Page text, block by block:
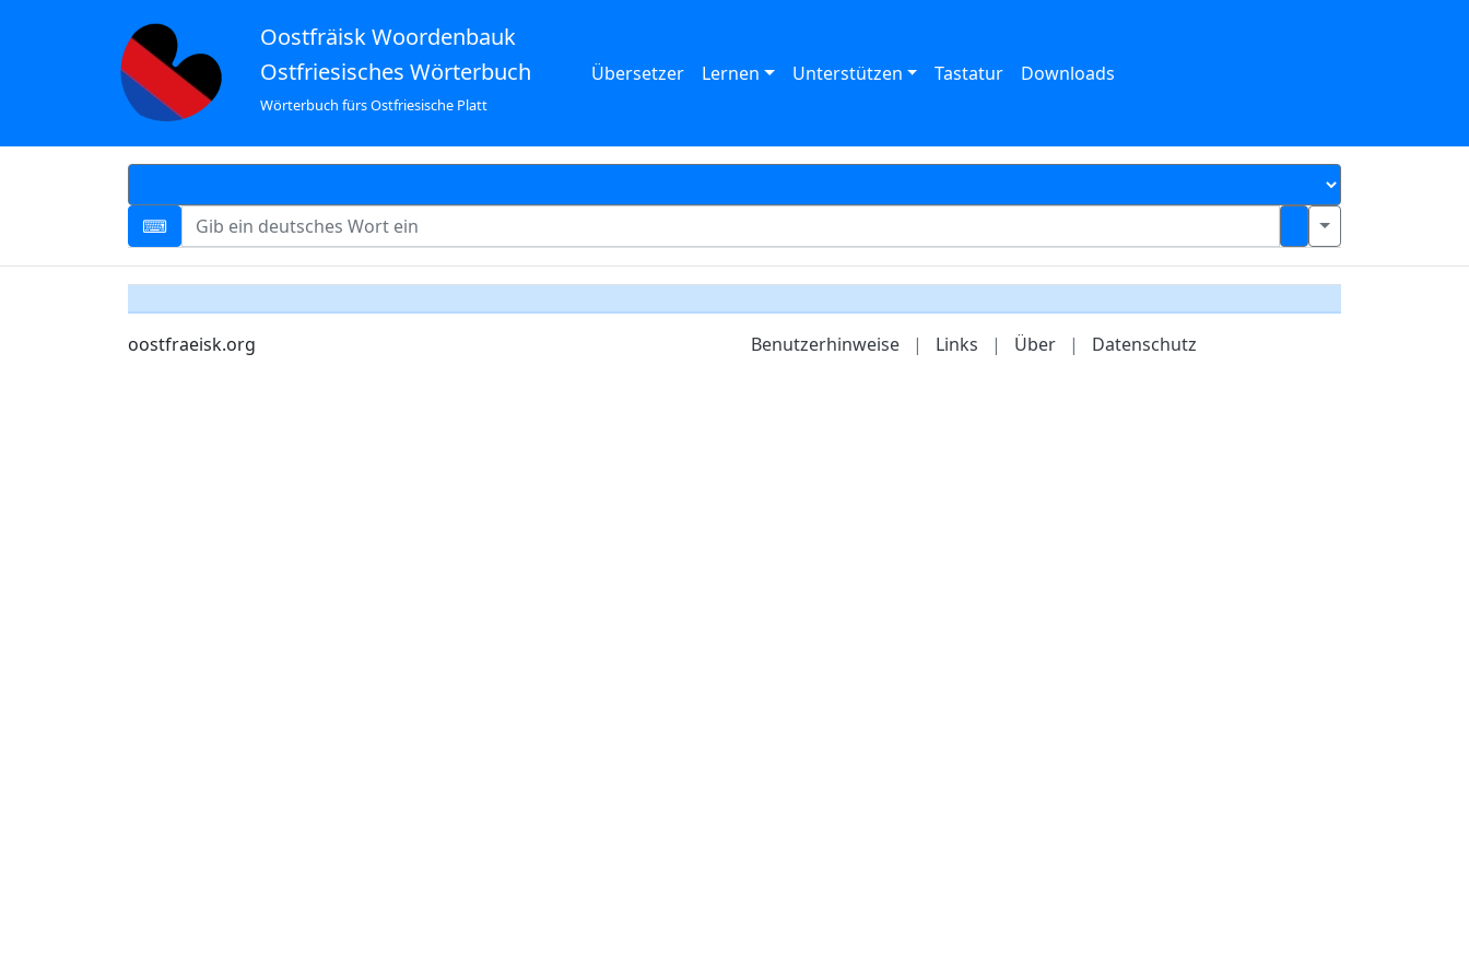
Oostfräisk Woordenbauk
Ostfriesisches Wörterbuch
Wörterbuch fürs Ostfriesische Platt
Übersetzer Lernen Unterstützen Tastatur Downloads
oostfraeisk.org Benutzerhinweise | Links | Über | Datenschutz